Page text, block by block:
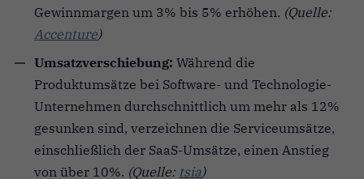
Gewinnmargen um 3% bis 5% erhöhen. (Quelle:
Accenture)
Umsatzverschiebung: Während die
Produktumsätze bei Software- und Technologie-
Unternehmen durchschnittlich um mehr als 12%
gesunken sind, verzeichnen die Serviceumsätze,
einschließlich der SaaS-Umsätze, einen Anstieg
von über 10%. (Quelle: tsia)